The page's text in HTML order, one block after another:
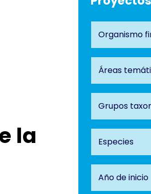
la
Organismo
Area
Especie
Especie